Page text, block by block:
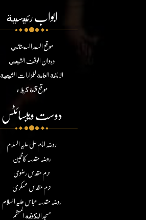
ابواب رئيسية
موقع السيد السيستاني
ديوان الوقف الشيعي
الامانة العامة للمزارات الشيعية
موقع قناة كربلاء
دوست ویبسائٹس
روضہ امام علی علیہ السلام
روضہ مقدسہ کاظمین
حرم مقدس رضوی
حرم مقدس عسکری
روضہ مقدسہ عباس علیہ السلام
مسجد الكوفة المعظم